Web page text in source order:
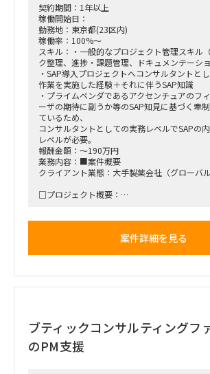
契約期間：1年以上
稼働開始日：
勤務地：東京都(23区内)
稼働率：100%～
スキル：・一般的なプロジェクト管理スキル
ク整理、進捗・課題管理、ドキュメンテーショ
・SAP導入プロジェクトへコンサルタントと
作業を実施した経験＋それに伴うSAP知識
・プライムベンダであるアクセンチュアのフ
ーザの期待に副うか等のSAP知見に基づく牽
ているため、
コンサルタントとしての実務レベルでSAPの
レベルが必要。
報酬金額：～190万円
業務内容：■案件概要
クライアント業態：大手製薬会社（グローバ
□プロジェクト概要：
クライアントおよびクライアントの子会社（
元請社員の方とペアになり、以下の作業を遂
元請社員の関与が限定的（稼働率20、30％
□作業内容：
・レポーティング領域全般のファシリテーショ
案件詳細を見る
ブティックコンサルティングフ
のPM支援